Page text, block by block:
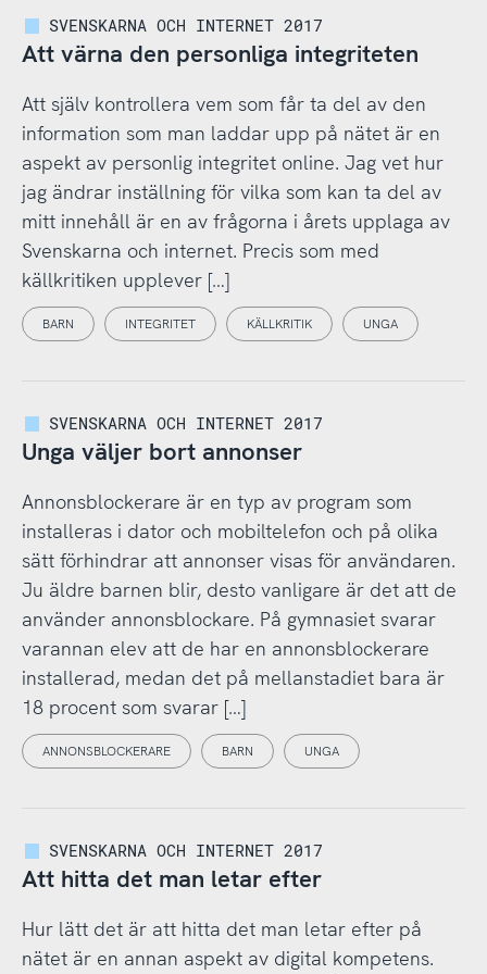
SVENSKARNA OCH INTERNET 2017
Att värna den personliga integriteten
Att själv kontrollera vem som får ta del av den
information som man laddar upp på nätet är en
aspekt av personlig integritet online. Jag vet hur
jag ändrar inställning för vilka som kan ta del av
mitt innehåll är en av frågorna i årets upplaga av
Svenskarna och internet. Precis som med
källkritiken upplever […]
BARN INTEGRITET KÄLLKRITIK UNGA
SVENSKARNA OCH INTERNET 2017
Unga väljer bort annonser
Annonsblockerare är en typ av program som
installeras i dator och mobiltelefon och på olika
sätt förhindrar att annonser visas för användaren.
Ju äldre barnen blir, desto vanligare är det att de
använder annonsblockare. På gymnasiet svarar
varannan elev att de har en annonsblockerare
installerad, medan det på mellanstadiet bara är
18 procent som svarar […]
ANNONSBLOCKERARE BARN UNGA
SVENSKARNA OCH INTERNET 2017
Att hitta det man letar efter
Hur lätt det är att hitta det man letar efter på
nätet är en annan aspekt av digital kompetens.